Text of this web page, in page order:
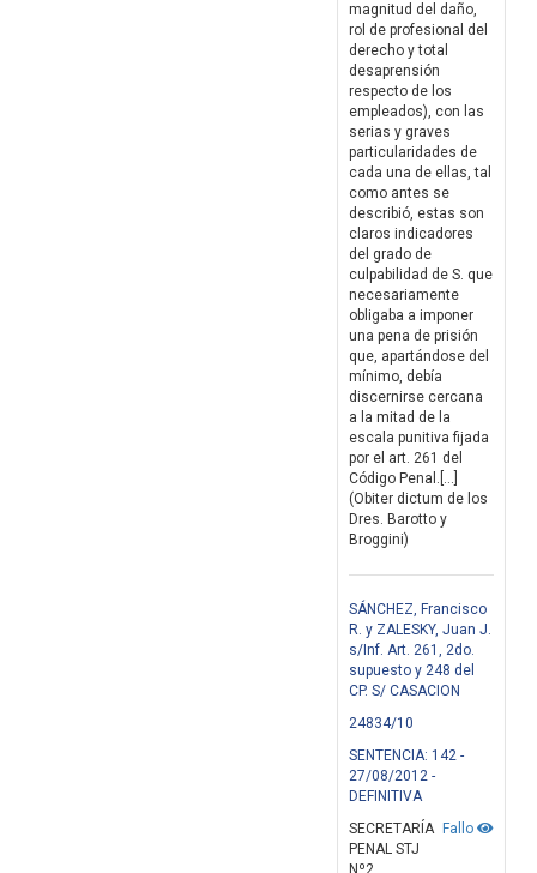
magnitud del daño,
rol de profesional del
derecho y total
desaprensión
respecto de los
empleados), con las
serias y graves
particularidades de
cada una de ellas, tal
como antes se
describió, estas son
claros indicadores
del grado de
culpabilidad de S. que
necesariamente
obligaba a imponer
una pena de prisión
que, apartándose del
mínimo, debía
discernirse cercana
a la mitad de la
escala punitiva fijada
por el art. 261 del
Código Penal.[…]
(Obiter dictum de los
Dres. Barotto y
Broggini)
SÁNCHEZ, Francisco
R. y ZALESKY, Juan J.
s/Inf. Art. 261, 2do.
supuesto y 248 del
CP. S/ CASACION
24834/10
SENTENCIA: 142 -
27/08/2012 -
DEFINITIVA
Fallo
SECRETARÍA
PENAL STJ